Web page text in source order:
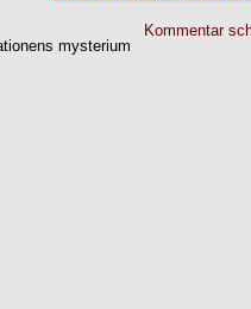
Kommentar
mysterium